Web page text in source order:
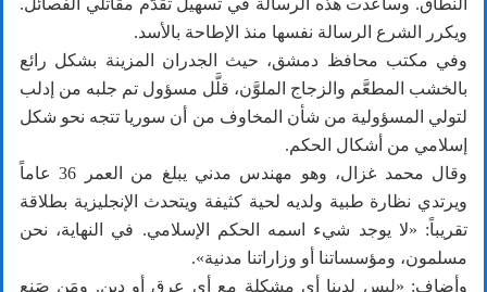
ويكرر الشرع الرسالة نفسها منذ الإطاحة بالأسد.
وفي مكتب محافظ دمشق، حيث الجدران المزينة بشكل رائع
بالخشب المطعَّم والزجاج الملوَّن، قلَّل مسؤول تم جلبه من إدلب
لتولي المسؤولية من شأن المخاوف من أن سوريا تتجه نحو شكل
إسلامي من أشكال الحكم.
وقال محمد غزال، وهو مهندس مدني يبلغ من العمر 36 عاماً
ويرتدي نظارة طبية ولديه لحية كثيفة ويتحدث الإنجليزية بطلاقة
تقريباً: «لا يوجد شيء اسمه الحكم الإسلامي. في النهاية، نحن
مسلمون، ومؤسساتنا أو وزاراتنا مدنية».
وأضاف: «ليس لدينا أي مشكلة مع أي عرق أو دين. ومَن صَنع